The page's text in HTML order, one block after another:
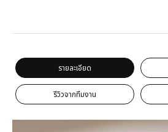
รายละเอียด
รีวิวจากทีมงาน